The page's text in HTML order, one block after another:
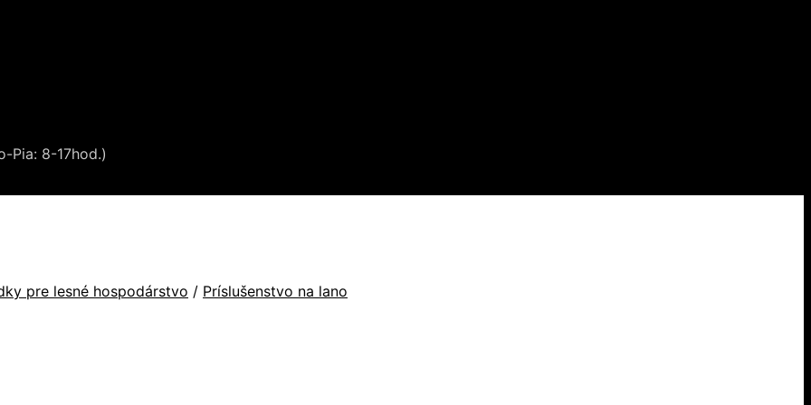
Pia: 8-17hod.)
pre lesné hospodárstvo / Príslušenstvo na lano